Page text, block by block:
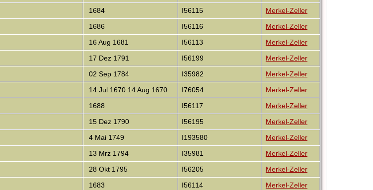
1684 I56115
Merkel-Zeller
1686 I56116
Merkel-Zeller
16 Aug 1681 I56113
Merkel-Zeller
17 Dez 1791 I56199
Merkel-Zeller
02 Sep 1784 I35982
Merkel-Zeller
14 Jul 1670 14 Aug 1670 I76054
Merkel-Zeller
1688 I56117
Merkel-Zeller
15 Dez 1790 I56195
Merkel-Zeller
4 Mai 1749 I193580
Merkel-Zeller
13 Mrz 1794 I35981
Merkel-Zeller
28 Okt 1795 I56205
Merkel-Zeller
1683 I56114
Merkel-Zeller